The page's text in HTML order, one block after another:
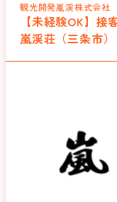
観光開発嵐渓株式会社
【未経験OK】
嵐渓荘（三条市）